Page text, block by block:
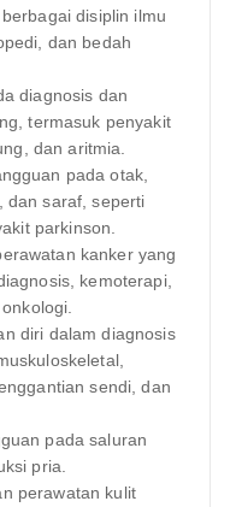
disiplin ilmu
dan bedah
diagnosis dan
termasuk penyakit
dan aritmia.
pada otak,
dan saraf, seperti
parkinson.
kanker yang
kemoterapi,
diri dalam diagnosis
sendi, dan
pada saluran
pria.
perawatan kulit